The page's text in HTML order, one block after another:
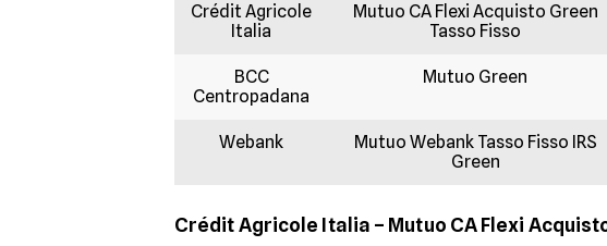
Crédit Agricole
Italia
Mutuo CA Flexi Acquisto Green
Tasso Fisso
BCC
Centropadana
Mutuo Green
Webank
Mutuo Webank Tasso Fisso IRS
Green
Crédit Agricole Italia – Mutuo CA Flexi